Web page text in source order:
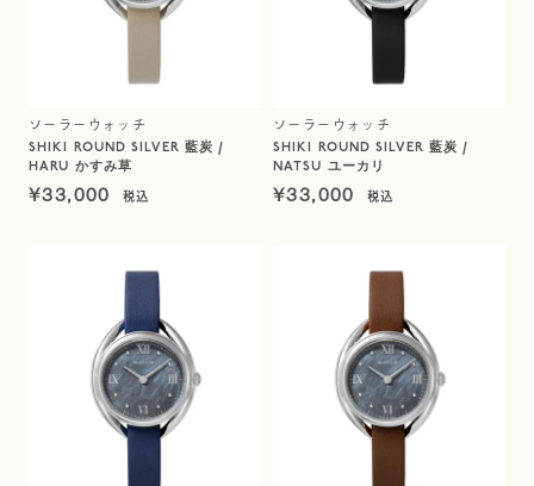
ソーラーウォッチ
SHIKI ROUND SILVER 藍炭 /
HARU かすみ草
¥33,000
ソーラーウォッチ
SHIKI ROUND SILVER 藍炭 /
NATSU ユーカリ
¥33,000